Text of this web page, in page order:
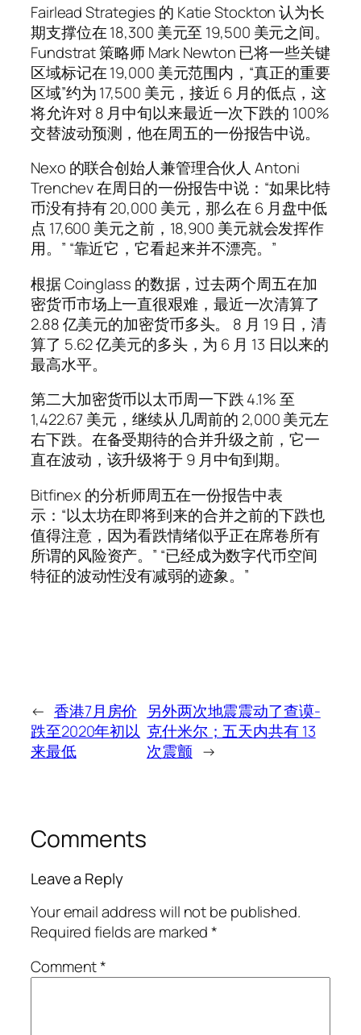
Fairlead Strategies 的 Katie Stockton 认为长
期支撑位在 18,300 美元至 19,500 美元之间。
Fundstrat 策略师 Mark Newton 已将一些关键
区域标记在 19,000 美元范围内，“真正的重要
区域”约为 17,500 美元，接近 6 月的低点，这
将允许对 8 月中旬以来最近一次下跌的 100%
交替波动预测，他在周五的一份报告中说。
Nexo 的联合创始人兼管理合伙人 Antoni
Trenchev 在周日的一份报告中说：“如果比特
币没有持有 20,000 美元，那么在 6 月盘中低
点 17,600 美元之前，18,900 美元就会发挥作
用。” “靠近它，它看起来并不漂亮。”
根据 Coinglass 的数据，过去两个周五在加
密货币市场上一直很艰难，最近一次清算了
2.88 亿美元的加密货币多头。 8 月 19 日，清
算了 5.62 亿美元的多头，为 6 月 13 日以来的
最高水平。
第二大加密货币以太币周一下跌 4.1% 至
1,422.67 美元，继续从几周前的 2,000 美元左
右下跌。在备受期待的合并升级之前，它一
直在波动，该升级将于 9 月中旬到期。
Bitfinex 的分析师周五在一份报告中表
示：“以太坊在即将到来的合并之前的下跌也
值得注意，因为看跌情绪似乎正在席卷所有
所谓的风险资产。” “已经成为数字代币空间
特征的波动性没有减弱的迹象。”
← 香港7月房价
跌至2020年初以
来最低
另外两次地震震动了查谟-
克什米尔；五天内共有 13
次震颤 →
Comments
Leave a Reply
Your email address will not be published.
Required fields are marked*
Comment*